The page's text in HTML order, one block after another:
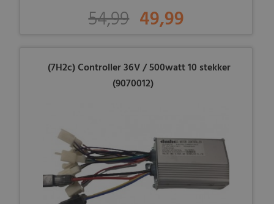
54,99 49,99
(7H2c) Controller 36V / 500watt 10 stekker
(9070012)